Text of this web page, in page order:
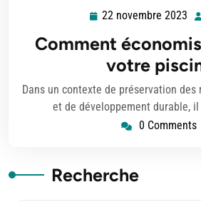
22 novembre 2023 22
Comment
votre
Dans un contexte de préservation
et de développement durable,
0 Comments
Recherche